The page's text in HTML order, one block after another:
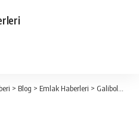
> Blog > Emlak Haberleri > Galibolu Yarımadası “kesin korunacak hassas alan” olarak tescil edildi.